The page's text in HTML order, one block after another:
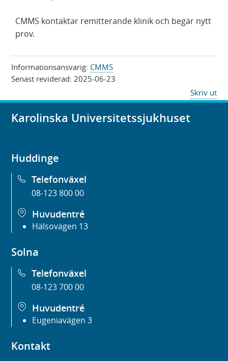
CMMS kontaktar remitterande klinik och begär nytt
prov.
Informationsansvarig: CMMS
Senast reviderad:2025-06-23
Skriv ut
Karolinska Universitetssjukhuset
Huddinge
Telefonväxel
08-123 800 00
Huvudentré
Hälsovägen 13
Solna
Telefonväxel
08-123 700 00
Huvudentré
Eugeniavägen 3
Kontakt